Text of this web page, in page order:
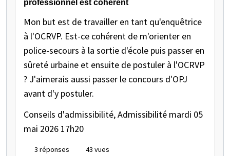
professionnel est cohérent
Mon but est de travailler en tant qu'enquêtrice
à l'OCRVP. Est-ce cohérent de m'orienter en
police-secours à la sortie d'école puis passer en
sûreté urbaine et ensuite de postuler à l'OCRVP
? J'aimerais aussi passer le concours d'OPJ
avant d'y postuler.
Conseils d'admissibilité, Admissibilité mardi 05
mai 2026 17h20
3 réponses 43 vues